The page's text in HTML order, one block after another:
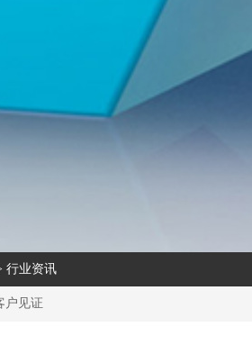
行业资讯
户见证